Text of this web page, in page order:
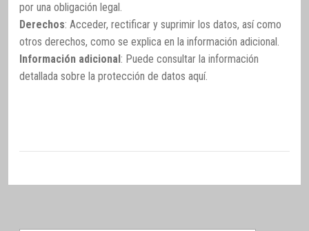
por una obligación legal.
Derechos: Acceder, rectificar y suprimir los datos, así como
otros derechos, como se explica en la información adicional.
Información adicional: Puede consultar la información
detallada sobre la protección de datos aquí.